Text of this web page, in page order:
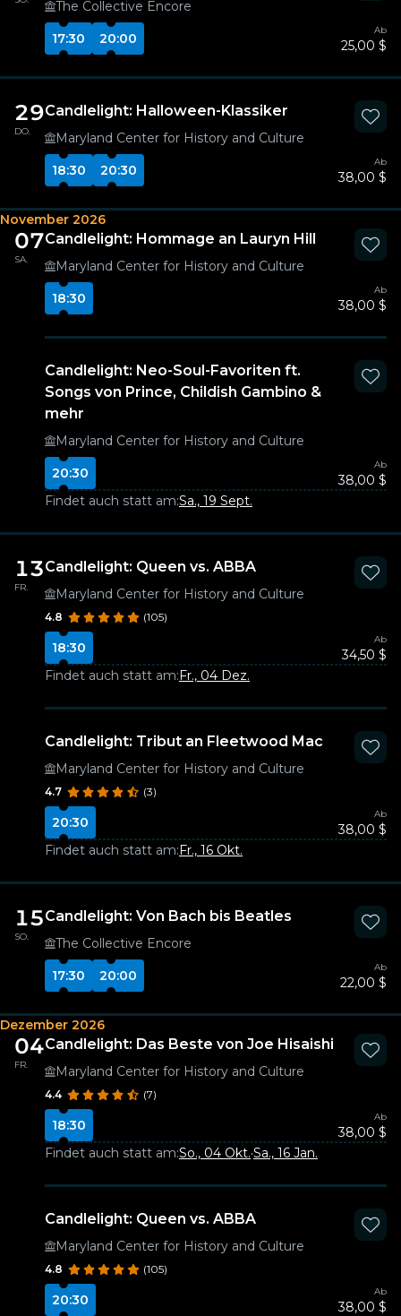
The Collective Encore
17:30
20:00
Ab
25,00 $
29
DO.
Candlelight: Halloween-Klassiker
Maryland Center for History and Culture
18:30
20:30
Ab
38,00 $
November 2026
07
SA.
Candlelight: Hommage an Lauryn Hill
Maryland Center for History and Culture
18:30
Ab
38,00 $
Candlelight: Neo-Soul-Favoriten ft.
Songs von Prince, Childish Gambino &
mehr
Maryland Center for History and Culture
20:30
Ab
38,00 $
Findet auch statt am:Sa., 19 Sept.
13
FR.
Candlelight: Queen vs. ABBA
Maryland Center for History and Culture
4.8 (105)
18:30
Ab
34,50 $
Findet auch statt am:Fr., 04 Dez.
Candlelight: Tribut an Fleetwood Mac
Maryland Center for History and Culture
4.7 (3)
20:30
Ab
38,00 $
Findet auch statt am:Fr., 16 Okt.
15
SO.
Candlelight: Von Bach bis Beatles
The Collective Encore
17:30
20:00
Ab
22,00 $
Dezember 2026
04
FR.
Candlelight: Das Beste von Joe Hisaishi
Maryland Center for History and Culture
4.4 (7)
18:30
Ab
38,00 $
Findet auch statt am:So., 04 Okt.·Sa., 16 Jan.
Candlelight: Queen vs. ABBA
Maryland Center for History and Culture
4.8 (105)
20:30
Ab
38,00 $